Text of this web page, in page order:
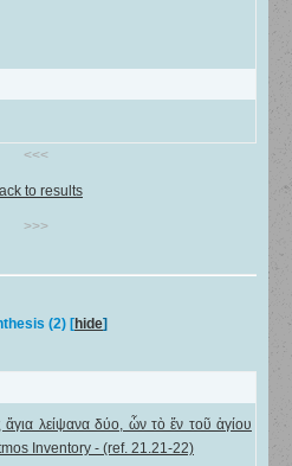
<<<
to results
>>>
(2) [hide]
ἅγια λείψανα δύο, ὧν τὸ ἕν τοῦ ἁγίου
Inventory - (ref. 21.21-22)